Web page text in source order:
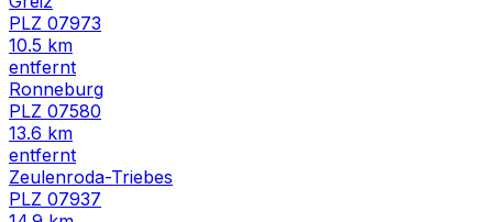
PLZ 07973
10.5 km
entfernt
Ronneburg
PLZ 07580
13.6 km
entfernt
Zeulenroda-Triebes
PLZ 07937